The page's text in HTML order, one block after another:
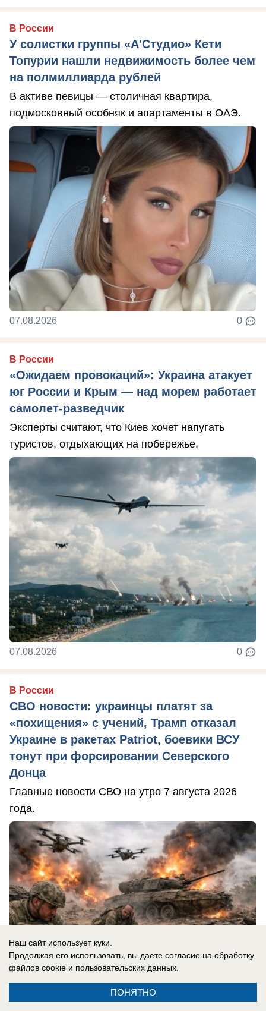
В России
У солистки группы «А'Студио» Кети
Топурии нашли недвижимость более чем
на полмиллиарда рублей
В активе певицы — столичная квартира,
подмосковный особняк и апартаменты в ОАЭ.
07.08.2026 0
В России
«Ожидаем провокаций»: Украина атакует
юг России и Крым — над морем работает
самолет-разведчик
Эксперты считают, что Киев хочет напугать
туристов, отдыхающих на побережье.
07.08.2026 0
В России
СВО новости: украинцы платят за
«похищения» с учений, Трамп отказал
Украине в ракетах Patriot, боевики ВСУ
тонут при форсировании Северского
Донца
Главные новости СВО на утро 7 августа 2026
года.
Наш сайт использует куки.
Продолжая его использовать, вы даете согласие на обработку
файлов cookie и пользовательских данных.
ПОНЯТНО